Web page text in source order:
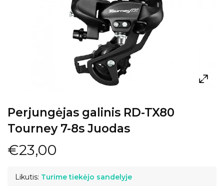
Perjungėjas galinis RD-TX80
Tourney 7-8s Juodas
€23,00
Likutis: Turime tiekėjo sandelyje